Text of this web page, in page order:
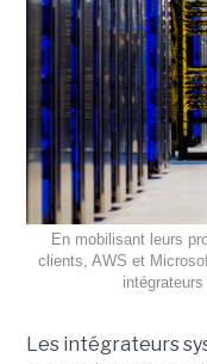
En mobilisant leurs
clients, AWS et
Les intégrateurs